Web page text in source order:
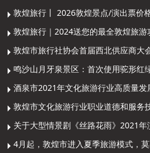
敦煌旅行丨 2026敦煌景点/演出票价
敦煌旅行｜2024送您的最全敦煌旅游